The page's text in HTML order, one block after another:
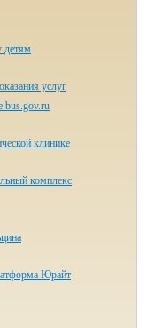
детям
услуг
bus.gov.ru
клинике
комплекс
Юрайт